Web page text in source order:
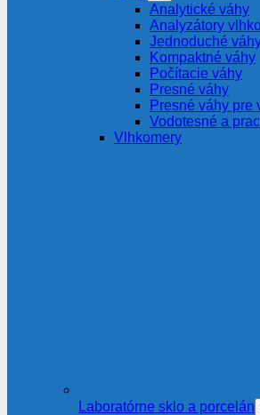
Analytické váhy
Analyzátory
Jednoduché
Kompaktné váhy
Počítacie váhy
Presné váhy
Presné váhy pre
Vodotesné a
Vlhkomery
Laboratórne sklo a porcelán